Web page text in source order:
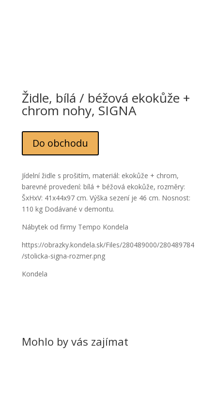
Židle, bílá / béžová ekokůže +
chrom nohy, SIGNA
Do obchodu
Jídelní židle s prošitím, materiál: ekokůže + chrom,
barevné provedení: bílá + béžová ekokůže, rozměry:
ŠxHxV: 41x44x97 cm. Výška sezení je 46 cm. Nosnost:
110 kg Dodávané v demontu.
Nábytek od firmy Tempo Kondela
https://obrazky.kondela.sk/Files/280489000/280489784
/stolicka-signa-rozmer.png
Kondela
Mohlo by vás zajímat